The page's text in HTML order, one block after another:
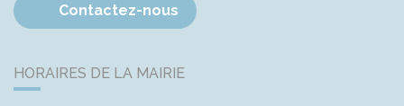
Contactez-nous
HORAIRES DE LA MAIRIE